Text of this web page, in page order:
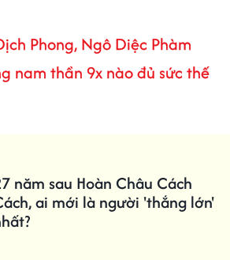
Phong, Ngô Diệc Phàm
nam thần 9x nào đủ sức thế
năm sau Hoàn Châu Cách
ai mới là người 'thắng lớn'